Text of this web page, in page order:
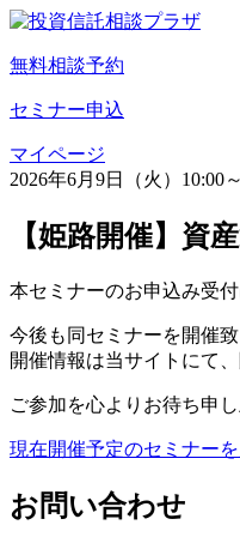
無料相談予約
セミナー申込
マイページ
2026年6月9日（火）10:00
【姫路開催】資
本セミナーのお申込み受
今後も同セミナーを開催致
開催情報は当サイトにて
ご参加を心よりお待ち申
現在開催予定のセミナー
お問い合わせ